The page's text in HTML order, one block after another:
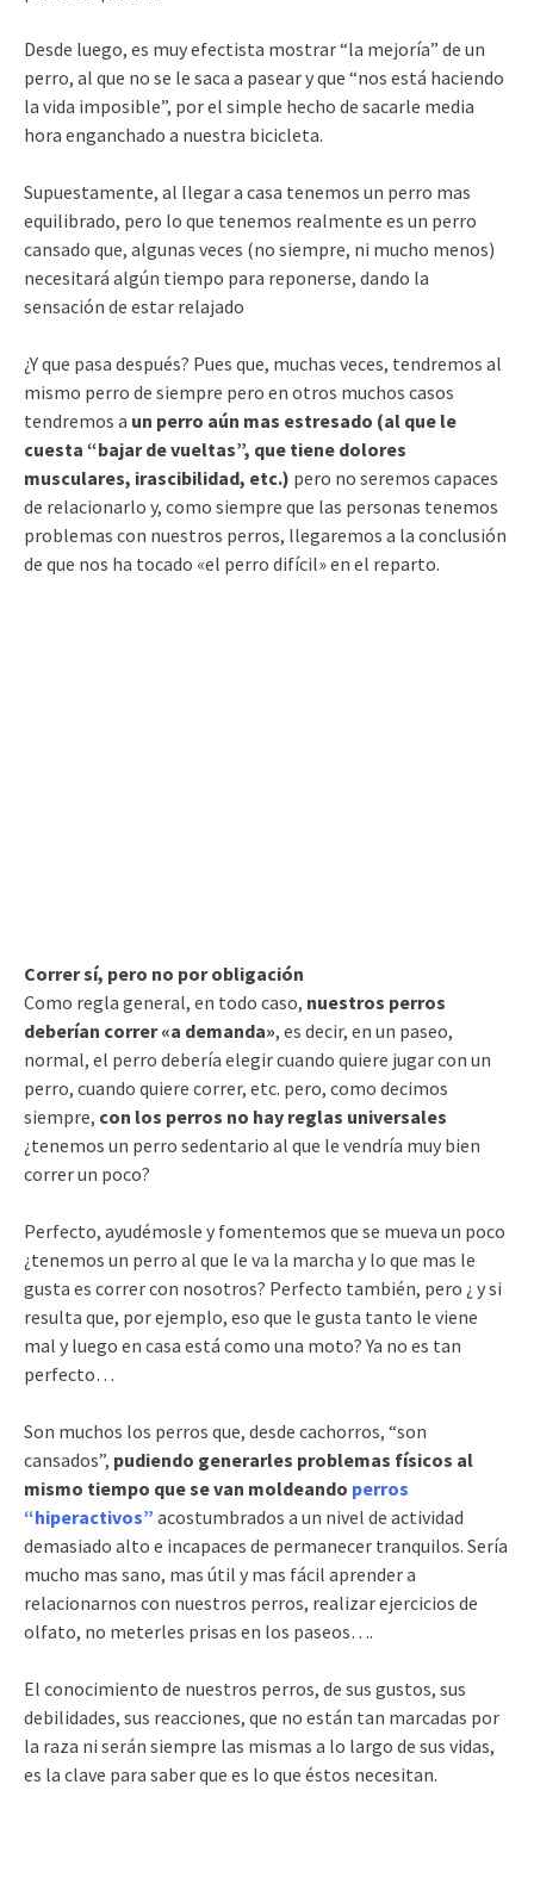
Desde luego, es muy efectista mostrar “la mejoría” de un
perro, al que no se le saca a pasear y que “nos está haciendo
la vida imposible”, por el simple hecho de sacarle media
hora enganchado a nuestra bicicleta.
Supuestamente, al llegar a casa tenemos un perro mas
equilibrado, pero lo que tenemos realmente es un perro
cansado que, algunas veces (no siempre, ni mucho menos)
necesitará algún tiempo para reponerse, dando la
sensación de estar relajado
¿Y que pasa después? Pues que, muchas veces, tendremos al
mismo perro de siempre pero en otros muchos casos
tendremos a un perro aún mas estresado (al que le
cuesta “bajar de vueltas”, que tiene dolores
musculares, irascibilidad, etc.) pero no seremos capaces
de relacionarlo y, como siempre que las personas tenemos
problemas con nuestros perros, llegaremos a la conclusión
de que nos ha tocado «el perro difícil» en el reparto.
Correr sí, pero no por obligación
Como regla general, en todo caso, nuestros perros
deberían correr «a demanda», es decir, en un paseo,
normal, el perro debería elegir cuando quiere jugar con un
perro, cuando quiere correr, etc. pero, como decimos
siempre, con los perros no hay reglas universales
¿tenemos un perro sedentario al que le vendría muy bien
correr un poco?
Perfecto, ayudémosle y fomentemos que se mueva un poco
¿tenemos un perro al que le va la marcha y lo que mas le
gusta es correr con nosotros? Perfecto también, pero ¿ y si
resulta que, por ejemplo, eso que le gusta tanto le viene
mal y luego en casa está como una moto? Ya no es tan
perfecto…
Son muchos los perros que, desde cachorros, “son
cansados”, pudiendo generarles problemas físicos al
mismo tiempo que se van moldeando perros
“hiperactivos” acostumbrados a un nivel de actividad
demasiado alto e incapaces de permanecer tranquilos. Sería
mucho mas sano, mas útil y mas fácil aprender a
relacionarnos con nuestros perros, realizar ejercicios de
olfato, no meterles prisas en los paseos….
El conocimiento de nuestros perros, de sus gustos, sus
debilidades, sus reacciones, que no están tan marcadas por
la raza ni serán siempre las mismas a lo largo de sus vidas,
es la clave para saber que es lo que éstos necesitan.